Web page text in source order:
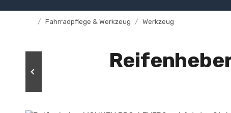
/ Fahrradpflege & Werkzeug / Werkzeug